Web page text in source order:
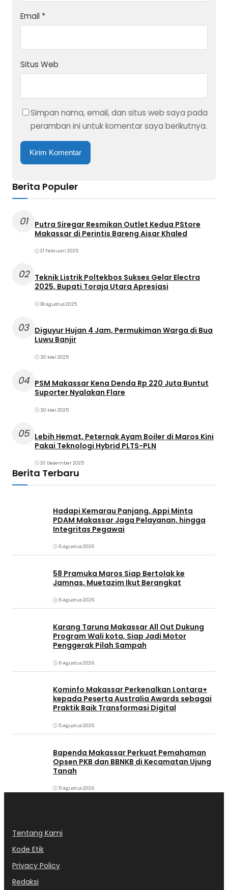
Email *
Situs Web
Simpan nama, email, dan situs web saya pada
peramban ini untuk komentar saya berikutnya.
Berita Populer
01
Putra Siregar Resmikan Outlet Kedua PStore
Makassar di Perintis Bareng Aisar Khaled
21 Februari 2025
02
Teknik Listrik Poltekbos Sukses Gelar Electra
2025, Bupati Toraja Utara Apresiasi
18 Agustus 2025
03 Diguyur Hujan 4 Jam, Permukiman Warga di Bua
Luwu Banjir
30 Mei 2025
04 PSM Makassar Kena Denda Rp 220 Juta Buntut
Suporter Nyalakan Flare
30 Mei 2025
05 Lebih Hemat, Peternak Ayam Boiler di Maros Kini
Pakai Teknologi Hybrid PLTS-PLN
20 Desember 2025
Berita Terbaru
Hadapi Kemarau Panjang, Appi Minta
PDAM Makassar Jaga Pelayanan, hingga
Integritas Pegawai
6 Agustus 2026
58 Pramuka Maros Siap Bertolak ke
Jamnas, Muetazim Ikut Berangkat
6 Agustus 2026
Karang Taruna Makassar All Out Dukung
Program Wali kota, Siap Jadi Motor
Penggerak Pilah Sampah
6 Agustus 2026
Kominfo Makassar Perkenalkan Lontara+
kepada Peserta Australia Awards sebagai
Praktik Baik Transformasi Digital
5 Agustus 2026
Bapenda Makassar Perkuat Pemahaman
Opsen PKB dan BBNKB di Kecamatan Ujung
Tanah‎
5 Agustus 2026
Tentang Kami
Kode Etik
Privacy Policy
Redaksi